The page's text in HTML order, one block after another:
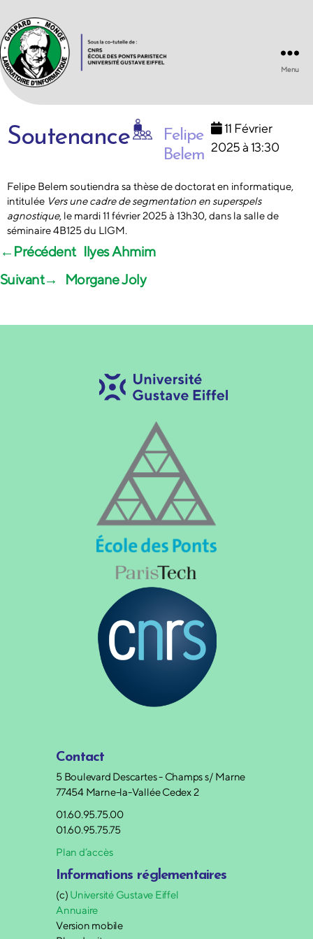
Laboratoire
d'Informatique
Monge
UMR
Menu
Soutenance
Felipe
Belem
11 Février
2025 à 13:30
Felipe Belem soutiendra sa thèse de doctorat en informatique,
intitulée Vers une cadre de segmentation en superspels
agnostique, le mardi 11 février 2025 à 13h30, dans la salle de
séminaire 4B125 du LIGM.
←
Ilyes Ahmim
→
Morgane Joly
Contact
5 Boulevard Descartes - Champs s/ Marne
77454 Marne-la-Vallée Cedex 2
01.60.95.75.00
01.60.95.75.75
Plan d’accès
Informations réglementaires
(c) Université Gustave Eiffel
Annuaire
Version mobile